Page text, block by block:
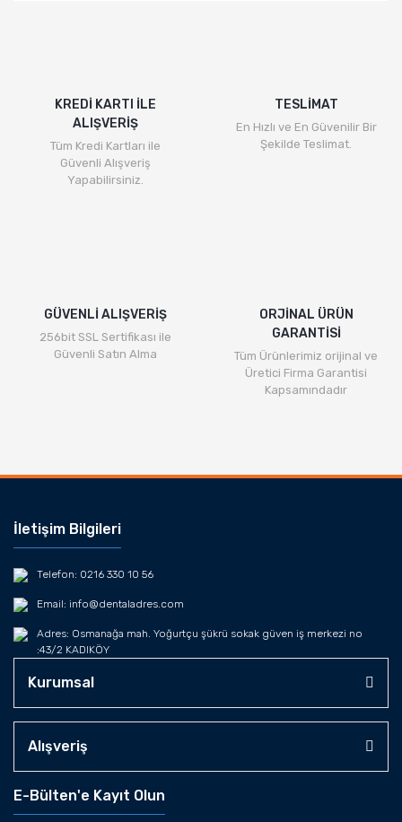
Ürün açıklamasında eksik bilgiler bulunuyor.
Ürün bilgilerinde hatalar bulunuyor.
Ürün fiyatı diğer sitelerden daha pahalı.
Bu ürüne benzer farklı alternatifler olmalı.
KREDİ KARTI İLE
ALIŞVERİŞ
Tüm Kredi Kartları ile
Güvenli Alışveriş
Yapabilirsiniz.
TESLİMAT
En Hızlı ve En Güvenilir Bir
Şekilde Teslimat.
GÜVENLİ ALIŞVERİŞ
256bit SSL Sertifikası ile
Güvenli Satın Alma
ORJİNAL ÜRÜN
GARANTİSİ
Tüm Ürünlerimiz orijinal ve
Üretici Firma Garantisi
Kapsamındadır
İletişim Bilgileri
Telefon: 0216 330 10 56
Email: info@dentaladres.com
Adres: Osmanağa mah. Yoğurtçu şükrü sokak güven iş merkezi no
:43/2 KADIKÖY
Kurumsal
Alışveriş
E-Bülten'e Kayıt Olun